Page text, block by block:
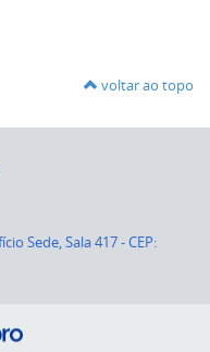
voltar ao topo
Sede, Sala 417 - CEP: